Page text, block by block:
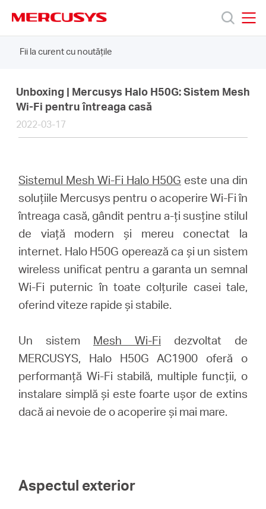
navigation
Produse
Suport
Despre
Cumpără
România
română
Fii la curent cu noutățile
Unboxing | Mercusys Halo H50G: Sistem Mesh
Wi-Fi pentru întreaga casă
2022-03-17
Sistemul Mesh Wi-Fi Halo H50G este una din
soluțiile Mercusys pentru o acoperire Wi-Fi în
întreaga casă, gândit pentru a-ți susține stilul
de viață modern și mereu conectat la
internet. Halo H50G operează ca și un sistem
wireless unificat pentru a garanta un semnal
Wi-Fi puternic în toate colțurile casei tale,
oferind viteze rapide și stabile.
Un sistem Mesh Wi-Fi dezvoltat de
MERCUSYS, Halo H50G AC1900 oferă o
performanță Wi-Fi stabilă, multiple funcții, o
instalare simplă și este foarte ușor de extins
dacă ai nevoie de o acoperire și mai mare.
Aspectul exterior